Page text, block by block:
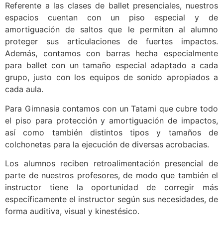
Referente a las clases de ballet presenciales, nuestros
espacios cuentan con un piso especial y de
amortiguación de saltos que le permiten al alumno
proteger sus articulaciones de fuertes impactos.
Además, contamos con barras hecha especialmente
para ballet con un tamaño especial adaptado a cada
grupo, justo con los equipos de sonido apropiados a
cada aula.
Para Gimnasia contamos con un Tatami que cubre todo
el piso para protección y amortiguación de impactos,
así como también distintos tipos y tamaños de
colchonetas para la ejecución de diversas acrobacias.
Los alumnos reciben retroalimentación presencial de
parte de nuestros profesores, de modo que también el
instructor tiene la oportunidad de corregir más
específicamente el instructor según sus necesidades, de
forma auditiva, visual y kinestésico.